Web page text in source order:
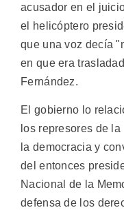
acusador en el
el helicóptero
que una voz decía
en que era
Fernández.
El gobierno lo
los represores de
la democracia y
del entonces
Nacional de la
defensa de los